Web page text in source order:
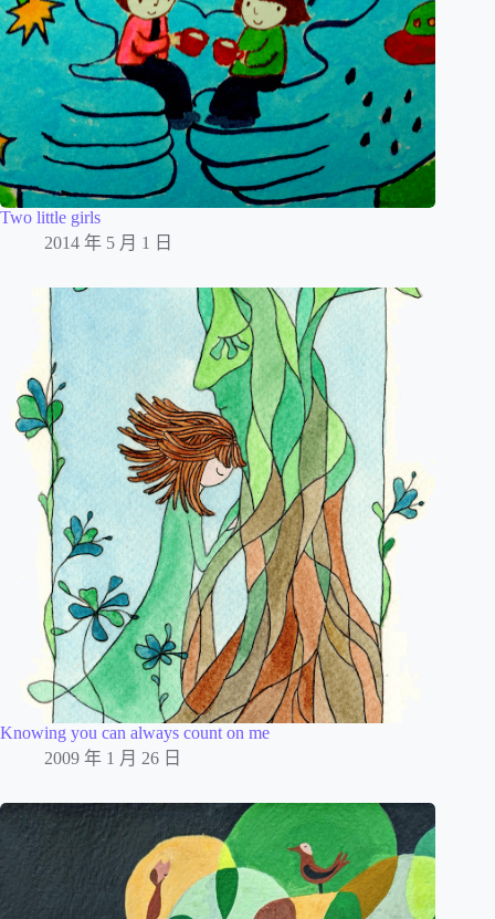
Two little girls
2014 年 5 月 1 日
Knowing you can always count on me
2009 年 1 月 26 日